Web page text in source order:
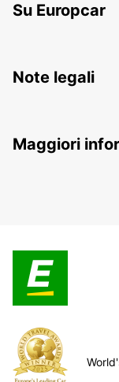
Su Europcar
Note legali
Maggiori